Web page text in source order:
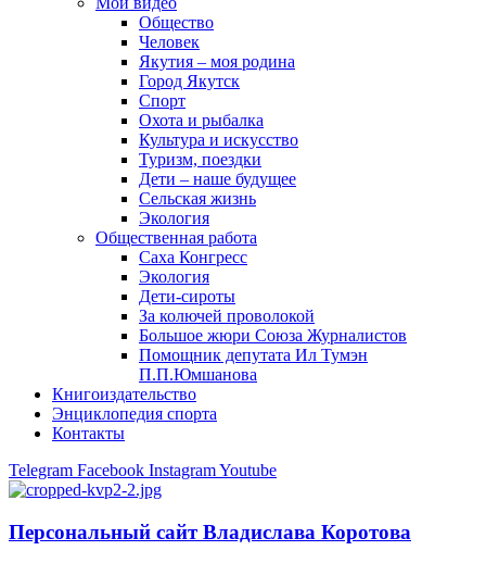
Общество
Человек
Якутия – моя родина
Город Якутск
Спорт
Охота и рыбалка
Культура и искусство
Туризм, поездки
Дети – наше будущее
Сельская жизнь
Экология
Общественная работа
Саха Конгресс
Экология
Дети-сироты
За колючей проволокой
Большое жюри Союза Журналистов
Помощник депутата Ил Тумэн
П.П.Юмшанова
Книгоиздательство
Энциклопедия спорта
Контакты
Telegram Facebook InstagramYoutube
Персональный сайт Владислава Коротова